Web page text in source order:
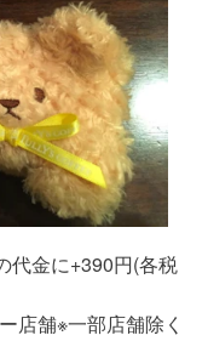
代金に+390円(各税
店舗※一部店舗除く